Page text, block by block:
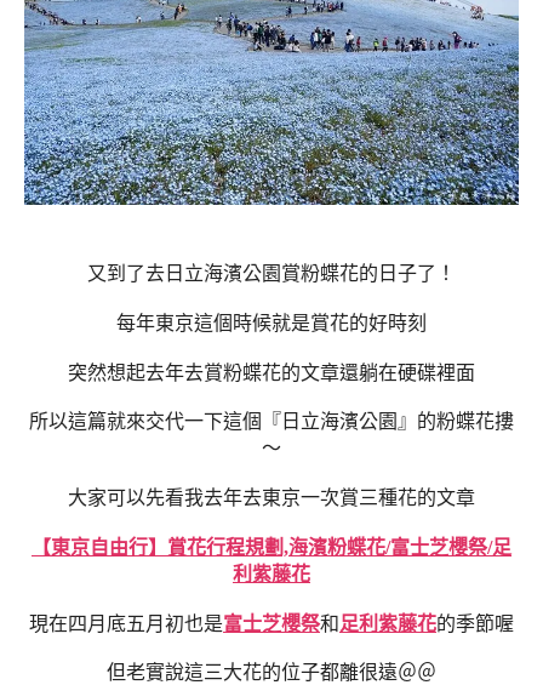
又到了去日立海濱公園賞粉蝶花的日子了！
每年東京這個時候就是賞花的好時刻
突然想起去年去賞粉蝶花的文章還躺在硬碟裡面
所以這篇就來交代一下這個『日立海濱公園』的粉蝶花摟
～
大家可以先看我去年去東京一次賞三種花的文章
【東京自由行】賞花行程規劃,海濱粉蝶花/富士芝櫻祭/足
利紫藤花
現在四月底五月初也是富士芝櫻祭和 足利紫藤花的季節喔
但老實說這三大花的位子都離很遠＠＠